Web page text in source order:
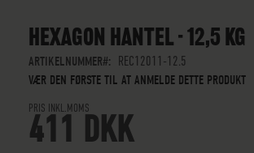
BILLEDGALLERIET
HEXAGON HANTEL - 12,5 KG
ARTIKELNUMMER
REC12011-12.5
VÆR DEN FØRSTE TIL AT ANMELDE DETTE PRODUKT
PRIS INKL.MOMS
411 DKK